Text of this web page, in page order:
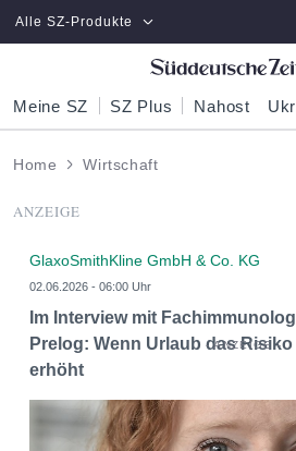
Zum Hauptinhalt springen
Alle SZ-Produkte
Meine SZ SZ Plus Nahost
Home Wirtschaft
ANZEIGE
GlaxoSmithKline GmbH & Co. KG
02.06.2026 - 06:00 Uhr
Im Interview mit
Prelog: Wenn Urlaub das
erhöht